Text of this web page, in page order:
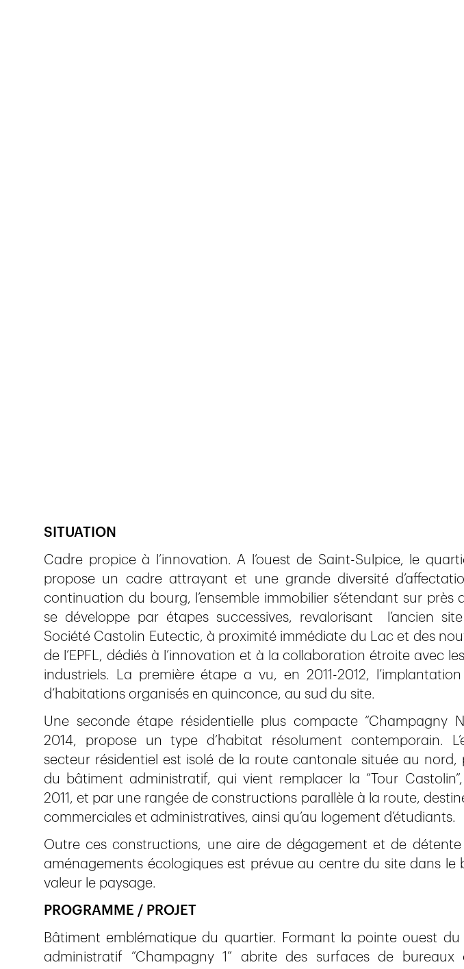
SITUATION
Cadre propice à l’innovation. A l’ouest de Saint-Sulpice, le
propose un cadre attrayant et une grande diversité
continuation du bourg, l’ensemble immobilier s’étendant sur près
se développe par étapes successives, revalorisant l’ancien
Société Castolin Eutectic, à proximité immédiate du Lac et des
de l’EPFL, dédiés à l’innovation et à la collaboration étroite avec
industriels. La première étape a vu, en 2011-2012,
d’habitations organisés en quinconce, au sud du site.
Une seconde étape résidentielle plus compacte “Champagny
2014, propose un type d’habitat résolument contemporain.
secteur résidentiel est isolé de la route cantonale située au nord,
du bâtiment administratif, qui vient remplacer la “Tour
2011, et par une rangée de constructions parallèle à la route,
commerciales et administratives, ainsi qu’au logement d’étudiants.
Outre ces constructions, une aire de dégagement et de
aménagements écologiques est prévue au centre du site dans le
valeur le paysage.
PROGRAMME / PROJET
Bâtiment emblématique du quartier. Formant la pointe ouest
administratif “Champagny 1” abrite des surfaces de bureaux